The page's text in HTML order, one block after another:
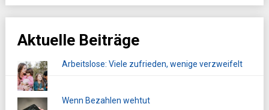
Aktuelle Beiträge
Arbeitslose: Viele zufrieden, wenige verzweifelt
Wenn Bezahlen wehtut